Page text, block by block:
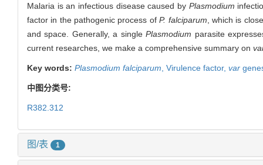
Malaria is an infectious disease caused by Plasmodium
factor in the pathogenic process ofP. falciparum , which is
and space. Generally, a singlePlasmodium parasite
current researches, we make a comprehensive summary on
Key words: Plasmodium falciparum Virulence factor, var
中图分类号:
R382.312
图/表 1